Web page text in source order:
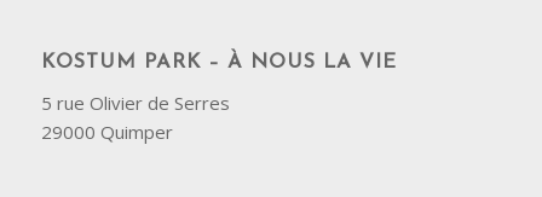
KOSTUM PARK – À NOUS LA VIE
5 rue Olivier de Serres
29000 Quimper